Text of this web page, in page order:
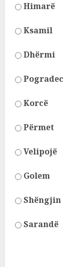
Himarë
Ksamil
Dhërmi
Pogradec
Korcë
Përmet
Velipojë
Golem
Shëngjin
Sarandë